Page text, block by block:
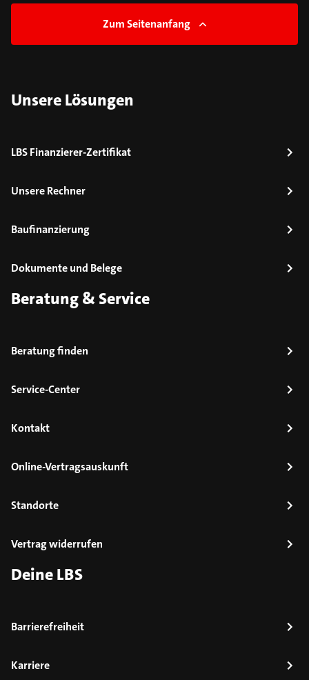
Zum Seitenanfang
Unsere Lösungen
LBS Finanzierer-Zertifikat
Unsere Rechner
Baufinanzierung
Dokumente und Belege
Beratung & Service
Beratung finden
Service-Center
Kontakt
Online-Vertragsauskunft
Standorte
Vertrag widerrufen
Deine LBS
Barrierefreiheit
Karriere